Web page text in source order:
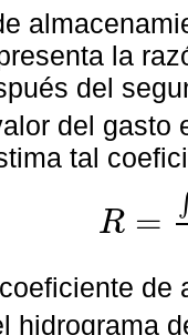
la
del
del gasto
tal
R =
R=∫P ∞Q( Q
de
hidrograma